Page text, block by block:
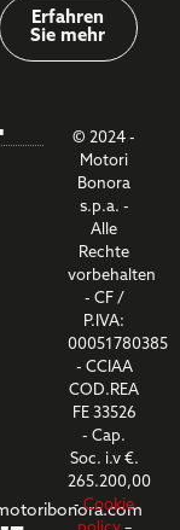
Erfahren
Sie mehr
© 2024 -
Motori
Bonora
s.p.a. -
Alle
Rechte
vorbehalten
- CF /
P.IVA:
00051780385
- CCIAA
COD.REA
FE 33526
- Cap.
Soc. i.v €.
265.200,00
-Cookie